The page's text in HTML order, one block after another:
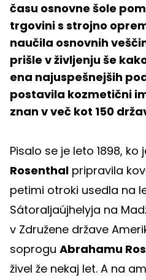
času osnovne šole
trgovini s strojno
naučila osnovnih
prišle v življenju še
ena najuspešnejših
postavila kozmetični
znan v več kot 150
Pisalo se je leto 1898, ko
Rosenthal pripravila
petimi otroki usedla na
Sátoraljaújhelyja na
v Združene države
soprogu Abrahamu
živel že nekaj let. A na